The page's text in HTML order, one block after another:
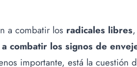
a combatir los radicales libres
combatir los signos de
importante, está la cuestión